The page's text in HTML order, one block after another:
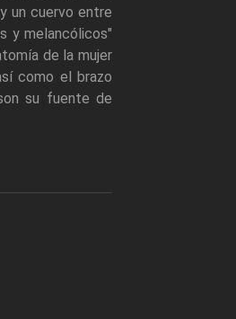
un cuervo entre
y melancólicos"
de la mujer
como el brazo
su fuente de